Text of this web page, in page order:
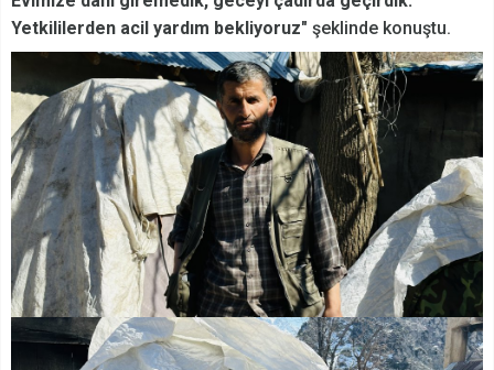
Yetkililerden acil yardım bekliyoruz" şeklinde konuştu.